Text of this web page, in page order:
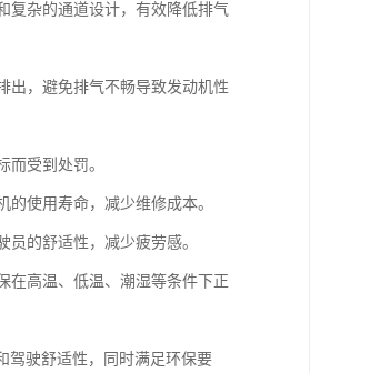
复杂的通道设计，有效降低排气
出，避免排气不畅导致发动机性
受到处罚。
使用寿命，减少维修成本。
的舒适性，减少疲劳感。
在高温、低温、潮湿等条件下正
驾驶舒适性，同时满足环保要